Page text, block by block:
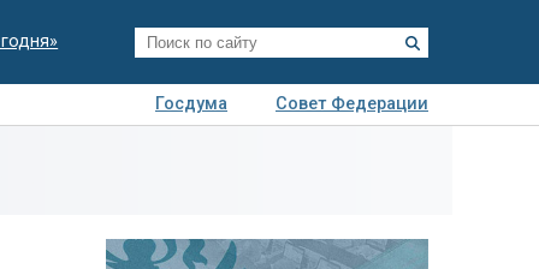
Госдума
Совет Федерации